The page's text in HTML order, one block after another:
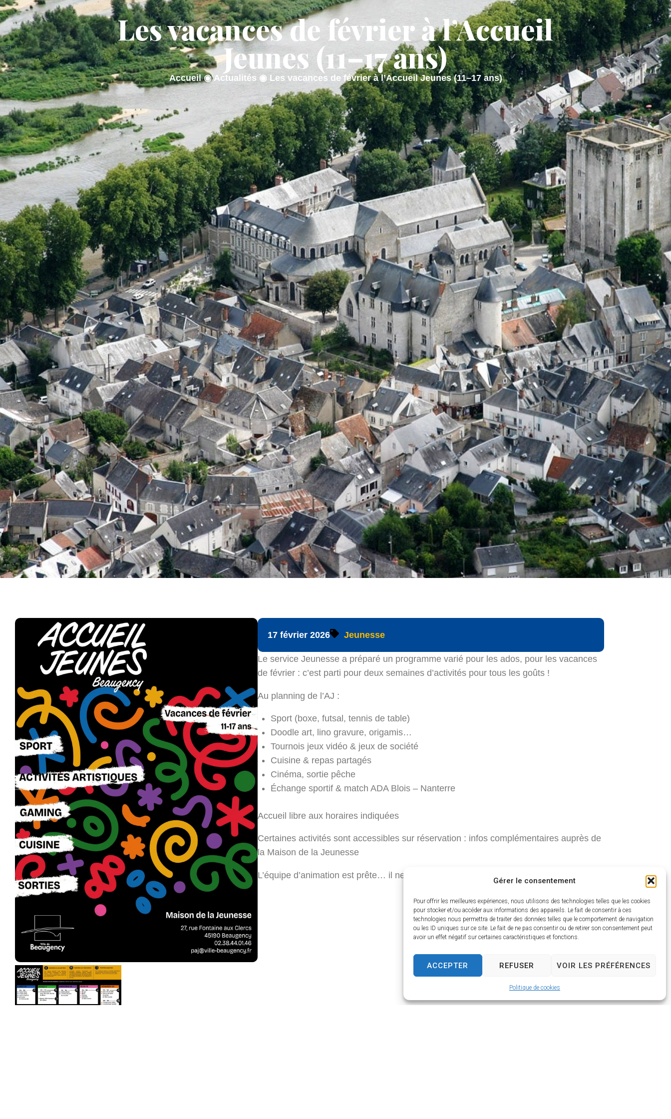
Gérer le consentement
Pour offrir les meilleures expériences, nous utilisons des technologies telles que les cookies
pour stocker et/ou accéder aux informations des appareils. Le fait de consentir à ces
technologies nous permettra de traiter des données telles que le comportement de navigation
ou les ID uniques sur ce site. Le fait de ne pas consentir ou de retirer son consentement peut
avoir un effet négatif sur certaines caractéristiques et fonctions.
ACCEPTER REFUSER VOIR LES PRÉFÉRENCES
Politique de cookies
principal
ACTUALITÉS MA MAIRIE MON QUOTIDIEN MON CADRE DE VIE M'installer
Les vacances de février à l’Accueil
Jeunes (11–17 ans)
Accueil◉Actualités ◉ Les vacances de février à l’Accueil Jeunes (11–17 ans)
17 février 2026 Jeunesse
Le service Jeunesse a préparé un programme varié pour les ados, pour les vacances
de février : c’est parti pour deux semaines d’activités pour tous les goûts !
Au planning de l’AJ :
Sport (boxe, futsal, tennis de table)
Doodle art, lino gravure, origamis…
Tournois jeux vidéo & jeux de société
Cuisine & repas partagés
Cinéma, sortie pêche
Échange sportif & match ADA Blois – Nanterre
Accueil libre aux horaires indiquées
Certaines activités sont accessibles sur réservation : infos complémentaires auprès de
la Maison de la Jeunesse
L’équipe d’animation est prête… il ne manque plus que vous !